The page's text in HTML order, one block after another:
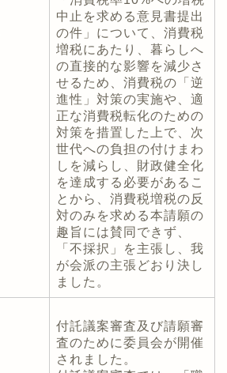
中止を求める意見書提出
の件」について、消費税
増税にあたり、暮らしへ
の直接的な影響を減少さ
せるため、消費税の「逆
進性」対策の実施や、適
正な消費税転化のための
対策を措置した上で、次
世代への負担の付けまわ
しを減らし、財政健全化
を達成する必要があるこ
とから、消費税増税の反
対のみを求める本請願の
趣旨には賛同できず、
「不採択」を主張し、我
が会派の主張どおり決し
ました。
付託議案審査及び請願審
査のために委員会が開催
されました。